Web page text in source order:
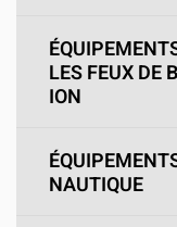
LES FEUX DE
ION
NAUTIQUE